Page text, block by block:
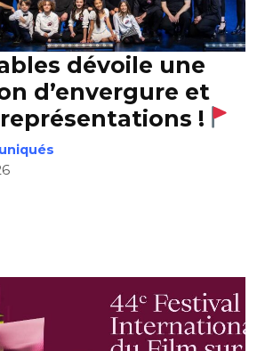
dévoile une
d’envergure et
!